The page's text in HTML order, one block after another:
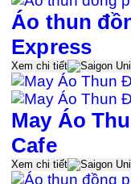
Áo thun
Express
Xem chi tiết
May Áo
Cafe
Xem chi tiết